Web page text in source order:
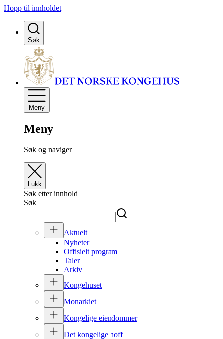
Hopp til innholdet
Søk
Meny
Meny
Søk og naviger
Lukk
Søk etter innhold
Søk
Aktuelt
Nyheter
Offisielt program
Taler
Arkiv
Kongehuset
Monarkiet
Kongelige eiendommer
Det kongelige hoff